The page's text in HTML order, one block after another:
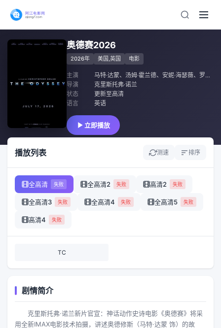
奥德赛2026
2026年 美国,英国 电影
主演 马特·达蒙、 汤姆·霍兰德、 安妮·海瑟薇、 罗伯特·帕丁森
导演
克里斯托弗·诺兰
状态
更新至高清
语言
英语
立即播放
播放列表 测速 排序
全高清 失败 全高清2 失败 高清2 失败
全高清3 失败 全高清4 失败 全高清5 失败
高清4 失败
TC
剧情简介
克里斯托弗·诺兰新片官宣：神话动作史诗电影《奥德赛》将采
用全新IMAX电影技术拍摄，讲述奥德修斯（马特·达蒙 饰）的故